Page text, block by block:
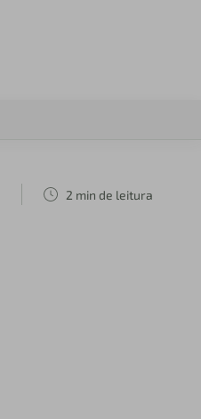
2 min de leitura